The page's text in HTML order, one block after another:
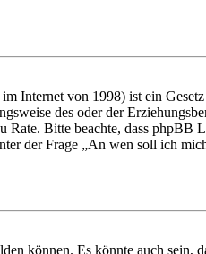
Internet von 1998) ist ein
des oder der
Bitte beachte, dass phpBB
der Frage „An wen soll ich
können. Es könnte auch sein,